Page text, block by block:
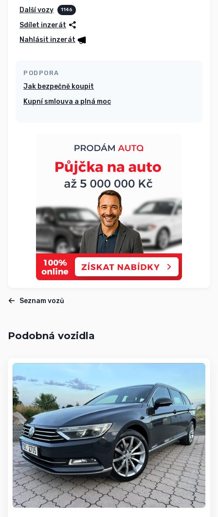
Další vozy 1146
Sdílet inzerát
Nahlásit inzerát
PODPORA
Jak bezpečně koupit
Kupní smlouva a plná moc
Seznam vozů
Podobná vozidla